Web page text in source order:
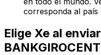
corresponda al país
Elige Xe al